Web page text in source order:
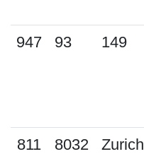
947 93 149
811 8032 Zurich